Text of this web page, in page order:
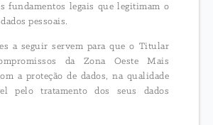
fundamentos legais que legitimam o
pessoais.
a seguir servem para que o Titular
da Zona Oeste Mais
a proteção de dados, na qualidade
pelo tratamento dos seus dados